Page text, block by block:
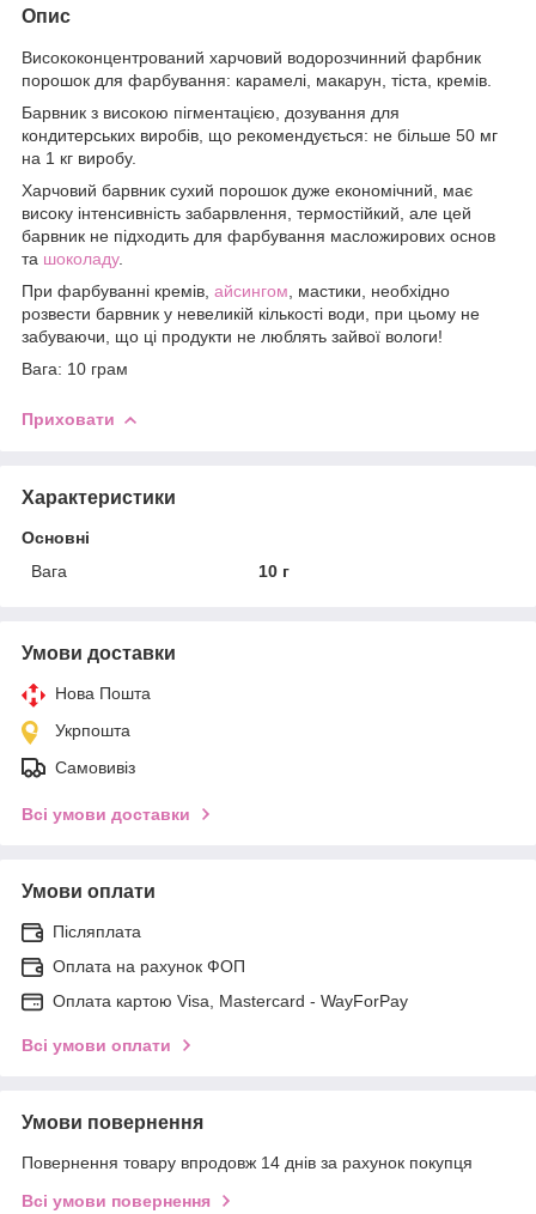
Опис
Висококонцентрований харчовий водорозчинний фарбник
порошок для фарбування: карамелі, макарун, тіста, кремів.
Барвник з високою пігментацією, дозування для
кондитерських виробів, що рекомендується: не більше 50 мг
на 1 кг виробу.
Харчовий барвник сухий порошок дуже економічний, має
високу інтенсивність забарвлення, термостійкий, але цей
барвник не підходить для фарбування масложирових основ
та шоколаду.
При фарбуванні кремів, айсингом , мастики, необхідно
розвести барвник у невеликій кількості води, при цьому не
забуваючи, що ці продукти не люблять зайвої вологи!
Вага: 10 грам
Приховати
Характеристики
Основні
Вага
10 г
Умови доставки
Нова Пошта
Укрпошта
Самовивіз
Всі умови доставки
Умови оплати
Післяплата
Оплата на рахунок ФОП
Оплата картою Visa, Mastercard - WayForPay
Всі умови оплати
Умови повернення
Повернення товару впродовж 14 днів за рахунок покупця
Всі умови повернення